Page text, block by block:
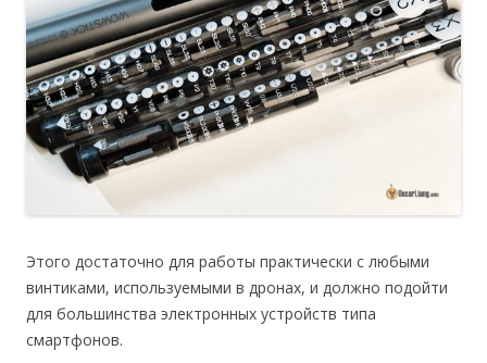
Этого достаточно для работы практически с любыми
винтиками, используемыми в дронах, и должно подойти
для большинства электронных устройств типа
смартфонов.